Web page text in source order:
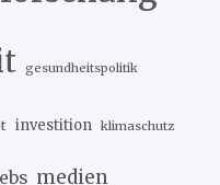
gesundheitspolitik
investition klimaschutz
medien